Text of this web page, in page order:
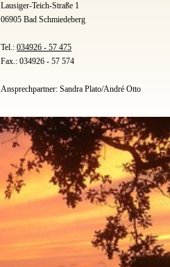
Lausiger-Teich-Straße 1
06905 Bad Schmiedeberg
Tel.: 034926 - 57 475
Fax.: 034926 - 57 574
Ansprechpartner: Sandra Plato/André Otto